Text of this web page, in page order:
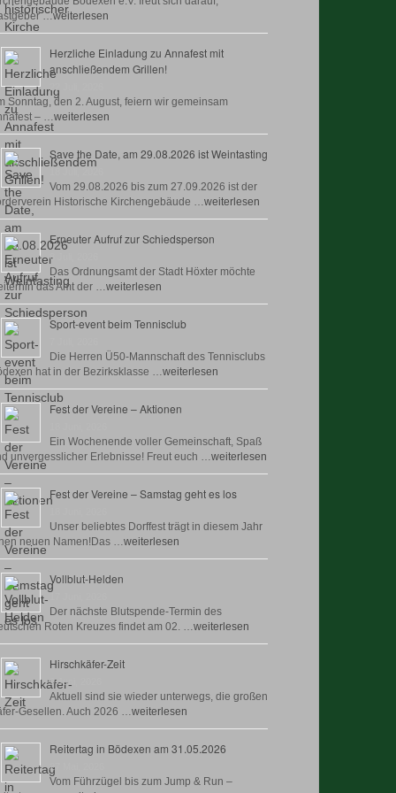
…weiterlesen
Herzliche Einladung zu Annafest mit
anschließendem Grillen!
Sonntag, den 2. August, feiern wir gemeinsam
– …weiterlesen
Save the Date, am 29.08.2026 ist Weintasting
Vom 29.08.2026 bis zum 27.09.2026 ist der
Historische Kirchengebäude …weiterlesen
Erneuter Aufruf zur Schiedsperson
8 Juli, 2026
Das Ordnungsamt der Stadt Höxter möchte
das Amt der …weiterlesen
Sport-event beim Tennisclub
Die Herren Ü50-Mannschaft des Tennisclubs
hat in der Bezirksklasse …weiterlesen
Fest der Vereine – Aktionen
Ein Wochenende voller Gemeinschaft, Spaß
unvergesslicher Erlebnisse! Freut euch …weiterlesen
Fest der Vereine – Samstag geht es los
Unser beliebtes Dorffest trägt in diesem Jahr
neuen Namen!Das …weiterlesen
Vollblut-Helden
Der nächste Blutspende-Termin des
Roten Kreuzes findet am 02. …weiterlesen
Hirschkäfer-Zeit
9 Juni, 2026
Aktuell sind sie wieder unterwegs, die großen
Gesellen. Auch 2026 …weiterlesen
Reitertag in Bödexen am 31.05.2026
27 Mai, 2026
Vom Führzügel bis zum Jump & Run –